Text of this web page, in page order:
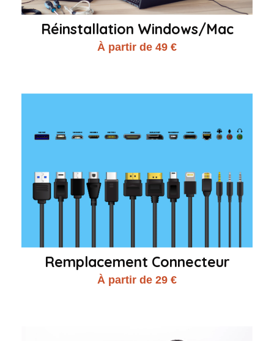
Réinstallation Windows/Mac
À partir de 49 €
Remplacement Connecteur
À partir de 29 €